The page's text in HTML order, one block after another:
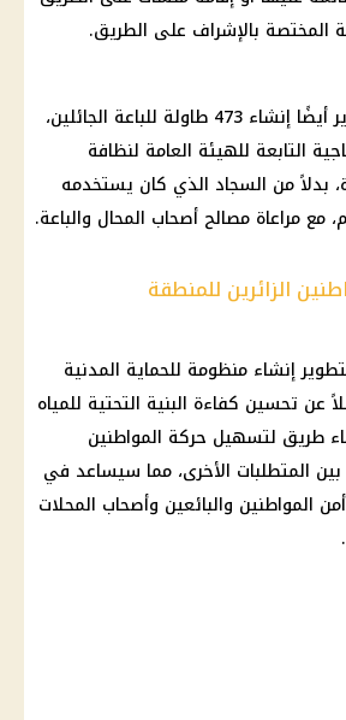
بالإشراف على الطريق.
وتتضمن أعمال التطوير أيضًا إنشاء 473 طاولة للباعة الجائلين،
التابعة للهيئة العامة لنظافة
، بدلاً من السجاد الذي كان يستخدمه
مع مراعاة مصالح أصحاب المحال والباعة.
الزائرين للمنطقة
إنشاء منظومة للحماية المدنية
عن تحسين كفاءة البنية التحتية للمياه
طريق لتسهيل حركة المواطنين
بين المتطلبات الأخرى، مما سيساعد في
المواطنين والبائعين وأصحاب المحلات